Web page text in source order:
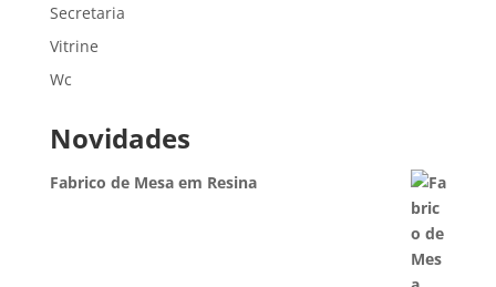
Secretaria
Vitrine
Wc
Novidades
Fabrico de Mesa em Resina